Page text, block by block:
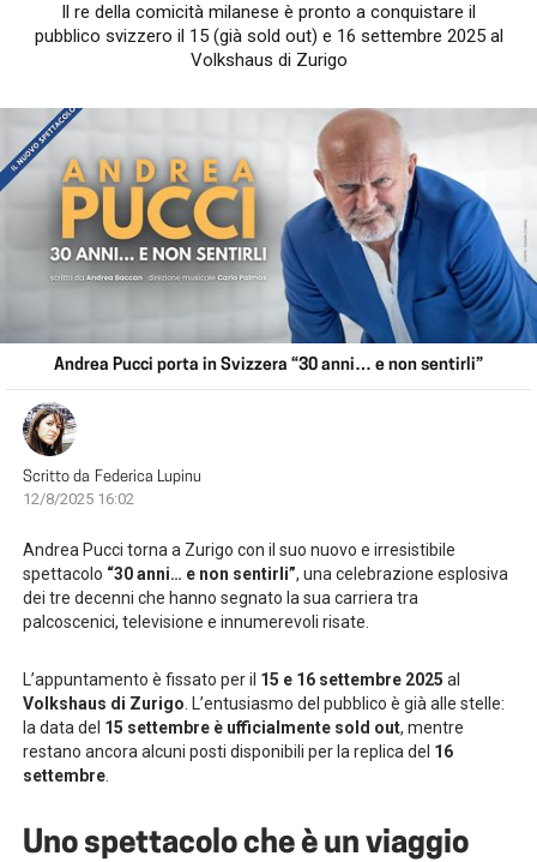
Il re della comicità milanese è pronto a conquistare il
pubblico svizzero il 15 (già sold out) e 16 settembre 2025 al
Volkshaus di Zurigo
Andrea Pucci porta in Svizzera “30 anni… e non sentirli”
Scritto da Federica Lupinu
12/8/2025 16:02
Andrea Pucci torna a Zurigo con il suo nuovo e irresistibile
spettacolo “30 anni… e non sentirli”, una celebrazione esplosiva
dei tre decenni che hanno segnato la sua carriera tra
palcoscenici, televisione e innumerevoli risate.
L’appuntamento è fissato per il 15 e 16 settembre 2025 al
Volkshaus di Zurigo . L’entusiasmo del pubblico è già alle stelle:
la data del 15 settembre è ufficialmente sold out, mentre
restano ancora alcuni posti disponibili per la replica del 16
settembre
Uno spettacolo che è un viaggio